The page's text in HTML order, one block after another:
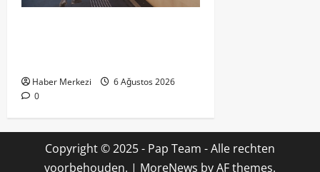
Haber Merkezi
6 Ağustos 2026
0
Copyright © 2025 - Pap Team - Alle rechten
voorbehouden. | MoreNews by AF themes.